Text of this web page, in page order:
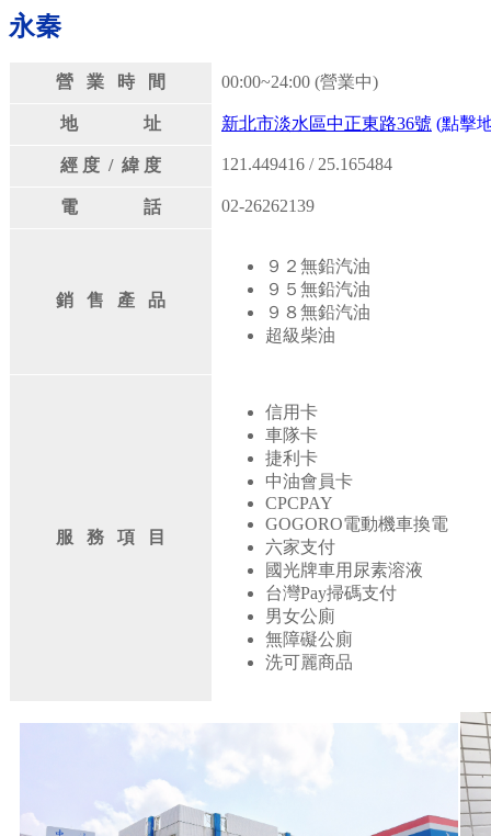
永秦
營 業 時 間 00:00~24:00 (營業中)
地 址 新北市淡水區中正東路36號 (點擊
經 度 / 緯 度 121.449416 / 25.165484
電 話 02-26262139
銷 售 產 品
９２無鉛汽油
９５無鉛汽油
９８無鉛汽油
超級柴油
服 務 項 目
信用卡
車隊卡
捷利卡
中油會員卡
CPCPAY
GOGORO電動機車換電
六家支付
國光牌車用尿素溶液
台灣Pay掃碼支付
男女公廁
無障礙公廁
洗可麗商品